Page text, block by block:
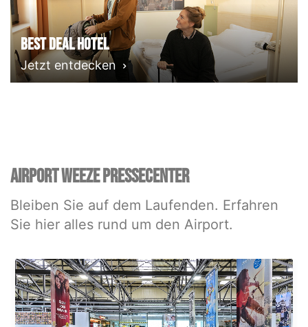
Best deal Hotel
Jetzt entdecken
AIRPORT WEEZE PRESSECENTER
Bleiben Sie auf dem Laufenden. Erfahren
Sie hier alles rund um den Airport.